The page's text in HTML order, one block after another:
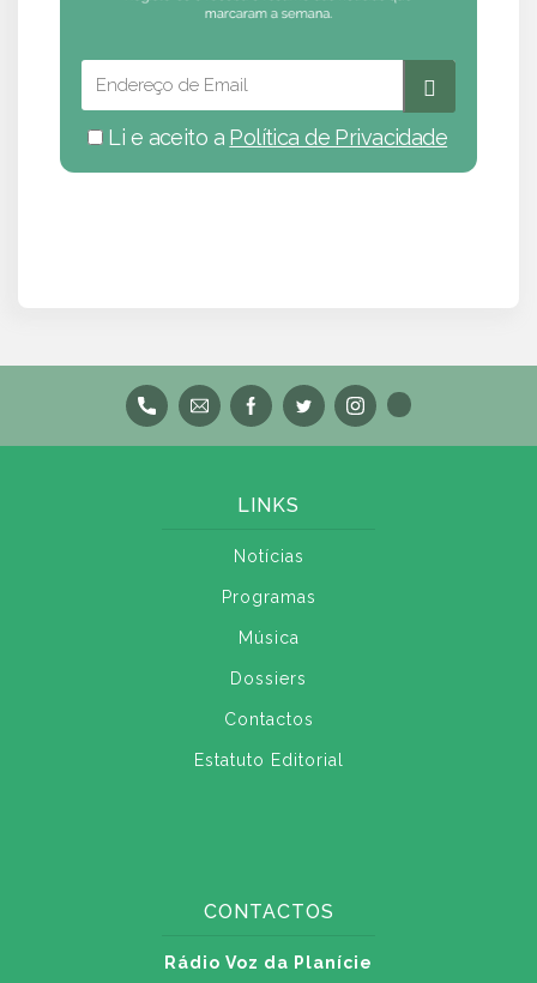
Li e aceito a Política de Privacidade
LINKS
Notícias
Programas
Música
Dossiers
Contactos
Estatuto Editorial
CONTACTOS
Rádio Voz da Planície